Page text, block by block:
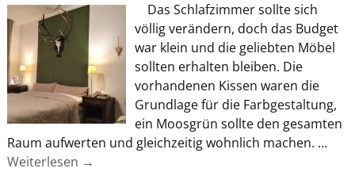
Das Schlafzimmer sollte sich
völlig verändern, doch das Budget
war klein und die geliebten Möbel
sollten erhalten bleiben. Die
vorhandenen Kissen waren die
Grundlage für die Farbgestaltung,
ein Moosgrün sollte den gesamten
Raum aufwerten und gleichzeitig wohnlich machen. …
Weiterlesen →